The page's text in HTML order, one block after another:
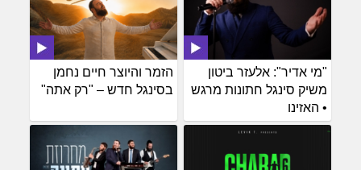
הזמר והיוצר חיים נחמן
בסינגל חדש – "רק אתה"
"מי אדיר": אלעזר ביטון
משיק סינגל חתונות מרגש
• האזינו